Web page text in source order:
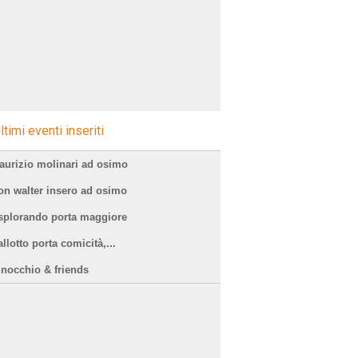
eventi inseriti
molinari ad osimo
walter insero ad osimo
porta maggiore
porta comicità,...
& friends